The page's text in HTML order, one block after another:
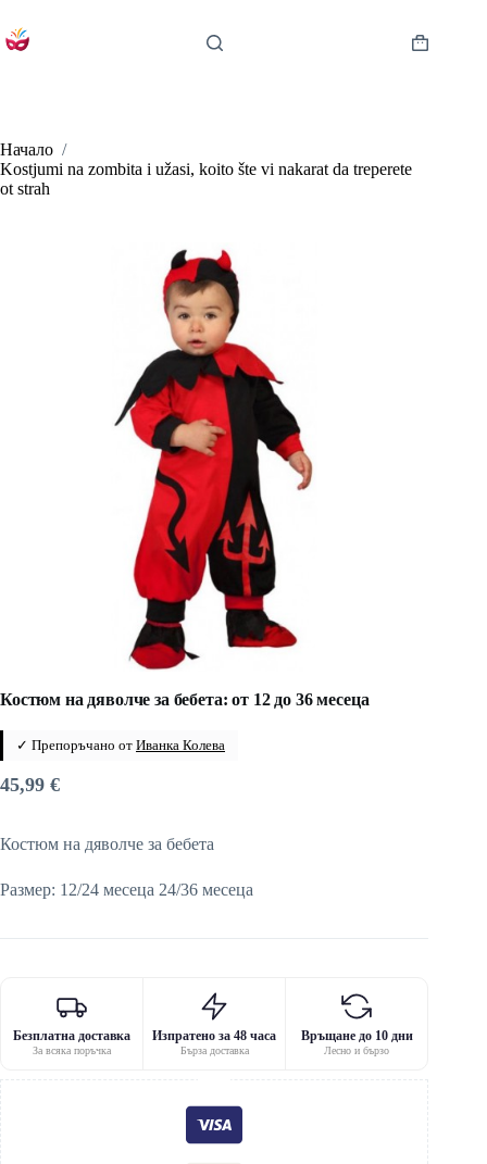
to
content
Shopping
Начало /
Kostjumi na zombita i užasi, koito šte vi nakarat da treperete
ot strah
Костюм на дяволче за бебета: от 12 до 36 месеца
✓ Препоръчано от Иванка Колева
45,99 €
Костюм на дяволче за бебета
Размер: 12/24 месеца 24/36 месеца
Безплатна доставка
За всяка поръчка
Изпратено за 48 часа
Бърза доставка
Връщане до 10 дни
Лесно и бързо